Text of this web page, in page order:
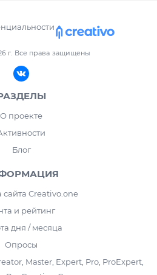
г. Все права защищены
О проекте
Блог
Creativo.one
и рейтинг
дня / месяца
Опросы
Master, Expert, Pro, ProExpert,